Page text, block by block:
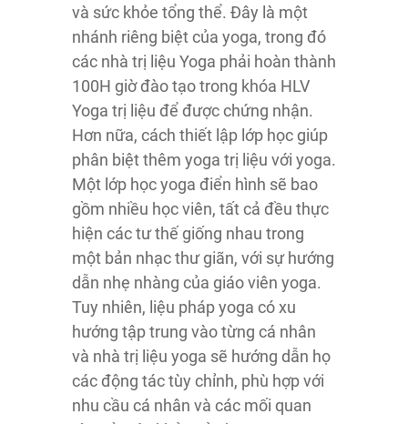
và sức khỏe tổng thể. Đây là một
nhánh riêng biệt của yoga, trong đó
các nhà trị liệu Yoga phải hoàn thành
100H giờ đào tạo trong khóa HLV
Yoga trị liệu để được chứng nhận.
Hơn nữa, cách thiết lập lớp học giúp
phân biệt thêm yoga trị liệu với yoga.
Một lớp học yoga điển hình sẽ bao
gồm nhiều học viên, tất cả đều thực
hiện các tư thế giống nhau trong
một bản nhạc thư giãn, với sự hướng
dẫn nhẹ nhàng của giáo viên yoga.
Tuy nhiên, liệu pháp yoga có xu
hướng tập trung vào từng cá nhân
và nhà trị liệu yoga sẽ hướng dẫn họ
các động tác tùy chỉnh, phù hợp với
nhu cầu cá nhân và các mối quan